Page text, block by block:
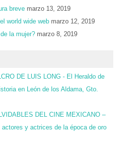
breve marzo 13, 2019
world wide web marzo 12, 2019
la mujer? marzo 8, 2019
DE LUIS LONG - El Heraldo de
en León de los Aldama, Gto.
DEL CINE MEXICANO –
actores y actrices de la época de oro